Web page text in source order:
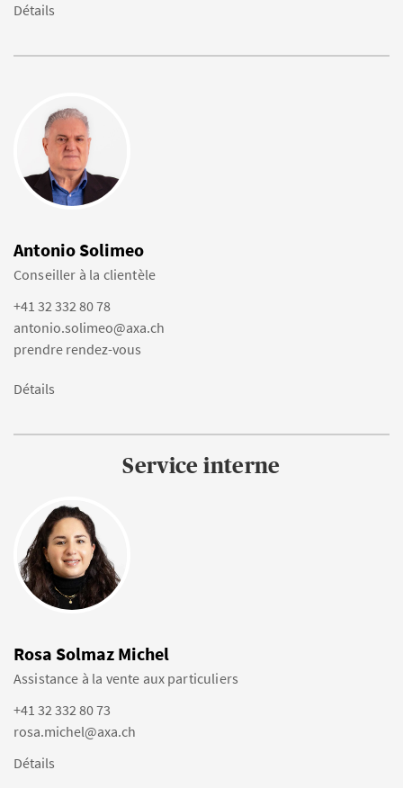
Détails
Antonio Solimeo
Conseiller à la clientèle
+41 32 332 80 78
antonio.solimeo@axa.ch
prendre rendez-vous
Détails
Service interne
Rosa Solmaz Michel
Assistance à la vente aux particuliers
+41 32 332 80 73
rosa.michel@axa.ch
Détails